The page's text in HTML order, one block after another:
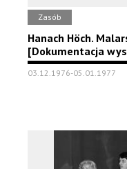
Zasób
Hanach Höch.
[Dokumentacja
03.12.1976-05.01.1977